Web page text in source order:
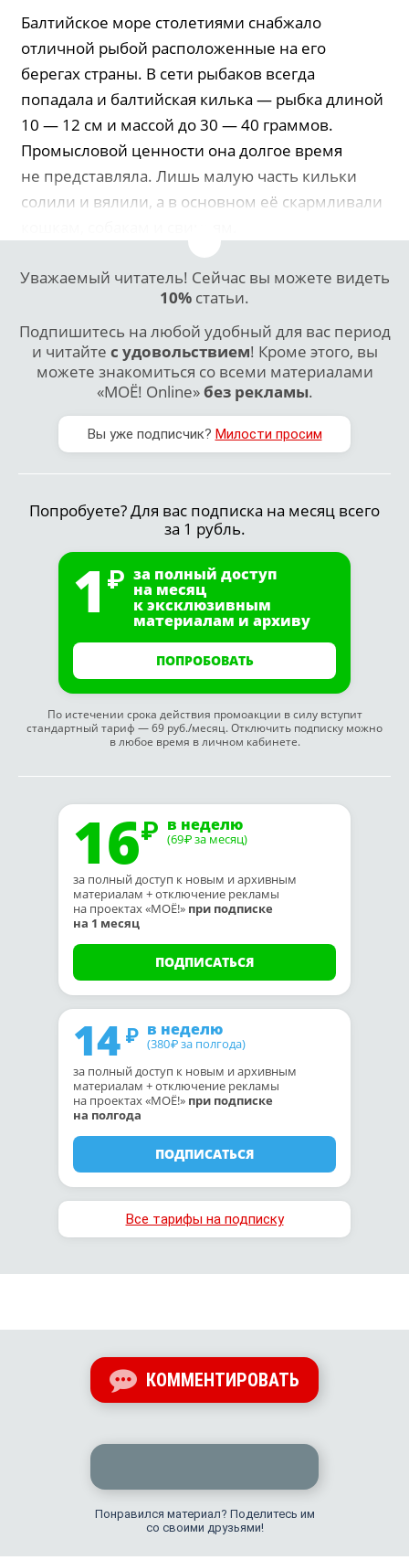
Балтийское море столетиями снабжало
отличной рыбой расположенные на его
берегах страны. В сети рыбаков всегда
попадала и балтийская килька — рыбка длиной
10 — 12 см и массой до 30 — 40 граммов.
Промысловой ценности она долгое время
не представляла. Лишь малую часть кильки
солили и вялили, а в основном её скармливали
Уважаемый читатель! Сейчас вы можете видеть
10% статьи.
Подпишитесь на любой удобный для вас период
и читайте с удовольствием! Кроме этого, вы
можете знакомиться со всеми материалами
«МОЁ! Online»без рекламы.
Вы уже подписчик? Милости просим
Попробуете? Для вас подписка на месяц всего
за 1 рубль.
1 за полный доступ
на месяц
к эксклюзивным
материалам и архиву
ПОПРОБОВАТЬ
По истечении срока действия промоакции в силу вступит
стандартный тариф — 69 руб./месяц. Отключить подписку можно
в любое время в личном кабинете.
16 в неделю
(69₽ за месяц)
за полный доступ к новым и архивным
материалам + отключение рекламы
на проектах «МОЁ!» при подписке
на 1 месяц
ПОДПИСАТЬСЯ
14 в неделю
(380₽ за полгода)
за полный доступ к новым и архивным
материалам + отключение рекламы
на проектах «МОЁ!» при подписке
на полгода
ПОДПИСАТЬСЯ
Все тарифы на подписку
КОММЕНТИРОВАТЬ
Понравился материал? Поделитесь им
со своими друзьями!